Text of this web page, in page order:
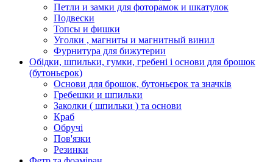
Петли и замки для фоторамок и шкатулок
Подвески
Топсы и фишки
Уголки , магниты и магнитный винил
Фурнитура для бижутерии
Обідки, шпильки, гумки, гребені і основи для брошок
(бутоньєрок)
Основи для брошок, бутоньєрок та значків
Гребешки и шпильки
Заколки ( шпильки ) та основи
Краб
Обручі
Пов'язки
Резинки